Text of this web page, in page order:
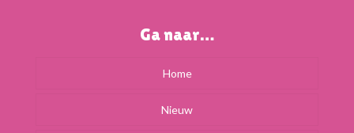
Ga naar…
Home
Nieuw